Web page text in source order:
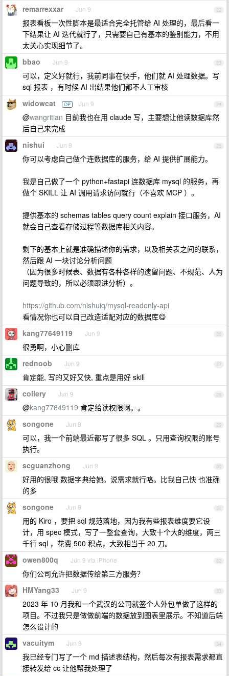
22
remarrexxar Jun 9
报表看板一次性脚本是最适合完全托管给 AI 处理的，最后看一
下结果让 AI 迭代就行了，只需要自己有基本的鉴别能力，不用
太关心实现细节了。
23
bbao Jun 9
可以，定义好就行，我前同事在快手，他们就 AI 处理数据。写
sql 报表 ，有时候 AI 出结果他们都不人工审核
24
widowcat OP Jun 9
@wangritian 目前我也在用 claude 写，主要想让他读数据库然
后自己来完成
25
nishui Jun 9
你可以考虑自己做个连数据库的服务，给 AI 提供扩展能力。
我是自己做了一个 python+fastapi 连数据库 mysql 的服务，再
做个 SKILL 让 AI 调用请求访问就行（不喜欢 MCP ）。
提供基本的 schemas tables query count explain 接口服务，AI
就会自己查看存储过程等数据库相关内容。
剩下的基本上就是准确描述你的需求，以及相关表之间的联系，
然后跟 AI 一块讨论分析问题
（因为很多时候表、数据有各种各样的遗留问题、不规范、人为
问题导致的，所以必须跟进分析）。
https://github.com/nishuiq/mysql-readonly-api
看情况你也可以自己改造适配对应的数据库😋
26
kang77649119 Jun 9
很勇啊，小心删库
27
rednoob Jun 9
肯定能, 写的又好又快, 重点是用好 skill
28
collery Jun 9
@kang77649119 肯定给读权限啊。。
29
songone Jun 9
可以，我一个前端最近都写了很多 SQL 。只用查询权限的账号
执行。
30
scguanzhong Jun 9
好用的很哦 数据字典给她。说需求就行咯。比我自己快 也准确
的多
31
songone Jun 9
用的 Kiro ，要把 sql 规范落地，因为我有些报表维度要它设
计，用 spec 模式，写了一整套查询，大致十个大的维度，两三
千行 sql ，花费 500 积点，大致相当于 20 刀。
32
owen800q Jun 9 via iPhone
你们公司允许把数据传给第三方服务？
33
HMYang33 Jun 9
2023 年 10 月我和一个武汉的公司就签个人外包单做了这样的
项目。不过我只是做做前端的数据放到图表里展示。不知道后端
怎么设计的
34
vacuitym Jun 9
我已经专门写了一个 md 描述表结构，然后每次有报表需求都直
接转发给 cc 让他帮我处理了